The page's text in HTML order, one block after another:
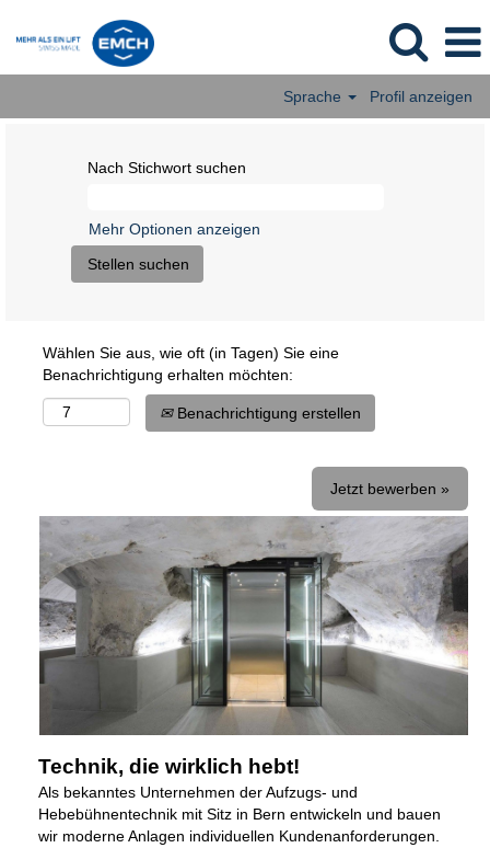
Sprache Profil anzeigen
Nach Stichwort suchen
Mehr Optionen anzeigen
Wählen Sie aus, wie oft (in Tagen) Sie eine
Benachrichtigung erhalten möchten:
Benachrichtigung erstellen
Jetzt bewerben »
Technik, die wirklich hebt!
Als bekanntes Unternehmen der Aufzugs- und
Hebebühnentechnik mit Sitz in Bern entwickeln und bauen
wir moderne Anlagen individuellen Kundenanforderungen.